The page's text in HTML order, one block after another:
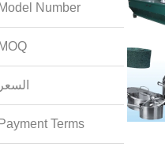
Model Number:
MOQ:
Payment Terms: